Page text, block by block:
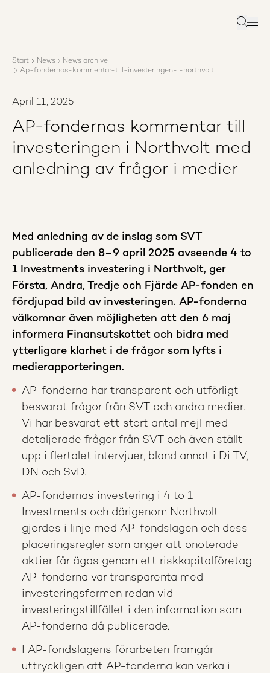
Reports
Search
Start News
News archive
Ap-fondernas-kommentar-till-investeringen-i-northvolt
April 11, 2025
AP-fondernas kommentar till
investeringen i Northvolt med
anledning av frågor i medier
Med anledning av de inslag som SVT
publicerade den 8–9 april 2025 avseende 4 to
1 Investments investering i Northvolt, ger
Första, Andra, Tredje och Fjärde AP-fonden en
fördjupad bild av investeringen. AP-fonderna
välkomnar även möjligheten att den 6 maj
informera Finansutskottet och bidra med
ytterligare klarhet i de frågor som lyfts i
medierapporteringen.
AP-fonderna har transparent och utförligt
besvarat frågor från SVT och andra medier.
Vi har besvarat ett stort antal mejl med
detaljerade frågor från SVT och även ställt
upp i flertalet intervjuer, bland annat i Di TV,
DN och SvD.
AP-fondernas investering i 4 to 1
Investments och därigenom Northvolt
gjordes i linje med AP-fondslagen och dess
placeringsregler som anger att onoterade
aktier får ägas genom ett riskkapitalföretag.
AP-fonderna var transparenta med
investeringsformen redan vid
investeringstillfället i den information som
AP-fonderna då publicerade.
I AP-fondslagens förarbeten framgår
uttryckligen att AP-fonderna kan verka i